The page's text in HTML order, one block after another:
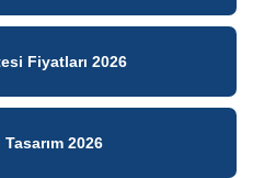
Fiyatları 2026
2026